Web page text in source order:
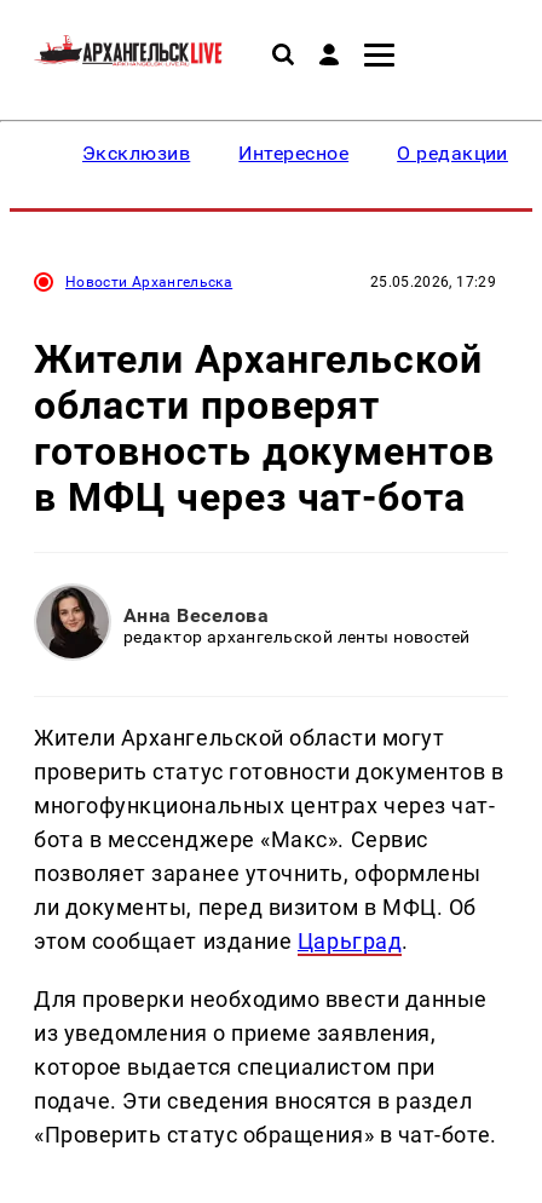
Эксклюзив Интересное О редакции
Новости Архангельска 25.05.2026, 17:29
Жители Архангельской
области проверят
готовность документов
в МФЦ через чат-бота
Анна Веселова
редактор архангельской ленты новостей
Жители Архангельской области могут
проверить статус готовности документов в
многофункциональных центрах через чат-
бота в мессенджере «Макс». Сервис
позволяет заранее уточнить, оформлены
ли документы, перед визитом в МФЦ. Об
этом сообщает издание Царьград.
Для проверки необходимо ввести данные
из уведомления о приеме заявления,
которое выдается специалистом при
подаче. Эти сведения вносятся в раздел
«Проверить статус обращения» в чат-боте.